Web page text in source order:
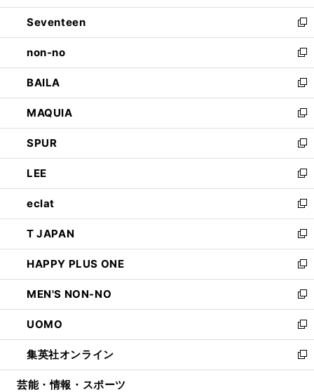
開
く
ウ
で
開
く
ン
ド
ウ
で
開
く
Seventeen
新
し
い
ウ
ィ
ン
ド
ウ
で
開
く
non-no
新
し
い
ウ
ィ
ン
ド
ウ
で
開
く
BAILA
新
し
い
ウ
ィ
ン
ド
ウ
で
開
く
MAQUIA
新
し
い
ウ
ィ
ン
ド
ウ
で
開
く
SPUR
新
し
い
ウ
ィ
ン
ド
ウ
で
開
く
LEE
新
し
い
ウ
ィ
ン
ド
ウ
で
開
く
eclat
新
し
い
ウ
ィ
ン
ド
ウ
で
開
く
T JAPAN
新
し
い
ウ
ィ
ン
ド
ウ
で
開
HAPPY PLUS ONE
新
し
い
ウ
ィ
ン
ド
ウ
MEN'S NON-NO
新
し
い
ウ
ィ
ン
UOMO
新
し
い
ウ
集英社オンライン
新
し
芸能・情報・スポーツ